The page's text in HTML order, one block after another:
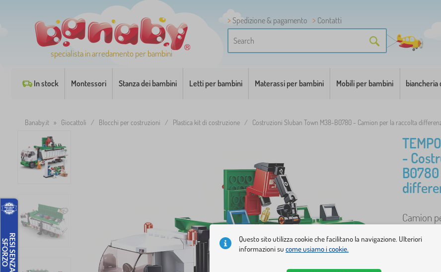
specialista in arredamento per bambini
Spedizione & pagamento
Contatti
In stock Montessori Stanza dei bambini Letti per bambini Materassi per bambini Mobili per bambini biancheria
Banaby.it » Giocattoli / Blocchi per costruzioni / Plastica kit di costruzione / Costruzioni Sluban Town M38-B0780 - Camion per la raccolta
-
Camion
Questo sito utilizza cookie che facilitano la navigazione. Ulteriori
informazioni su come usiamo i cookie.